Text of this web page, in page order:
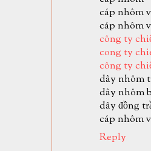
cáp nhôm
cáp nhôm
công ty
cong ty
công ty
dây nhôm
dây nhôm
dây đồng
cáp nhôm
Reply